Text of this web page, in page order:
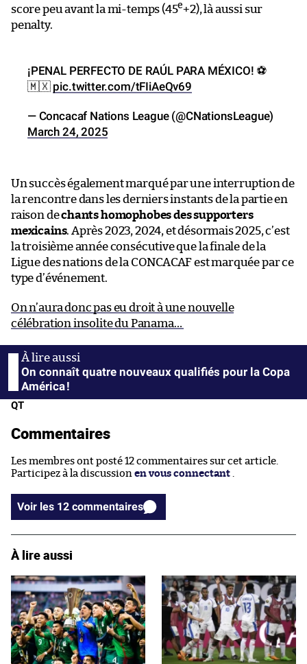
score peu avant la mi-temps (45e+2), là aussi sur
penalty.
¡PENAL PERFECTO DE RAÚL PARA MÉXICO! ⚽
🇲🇽 pic.twitter.com/tFIiAeQv69
— Concacaf Nations League (@CNationsLeague)
March 24, 2025
Un succès également marqué par une interruption de
la rencontre dans les derniers instants de la partie en
raison dechants homophobes des supporters
mexicains. Après 2023, 2024, et désormais 2025, c’est
la troisième année consécutive que la finale de la
Ligue des nations de la CONCACAF est marquée par ce
type d’événement.
On n’aura donc pas eu droit à une nouvelle
célébration insolite du Panama…
On connaît quatre nouveaux qualifiés pour la Copa
América !
QT
Commentaires
Les membres ont posté 12 commentaires sur cet article.
Participez à la discussion en vous connectant
Voir les 12 commentaires
À lire aussi